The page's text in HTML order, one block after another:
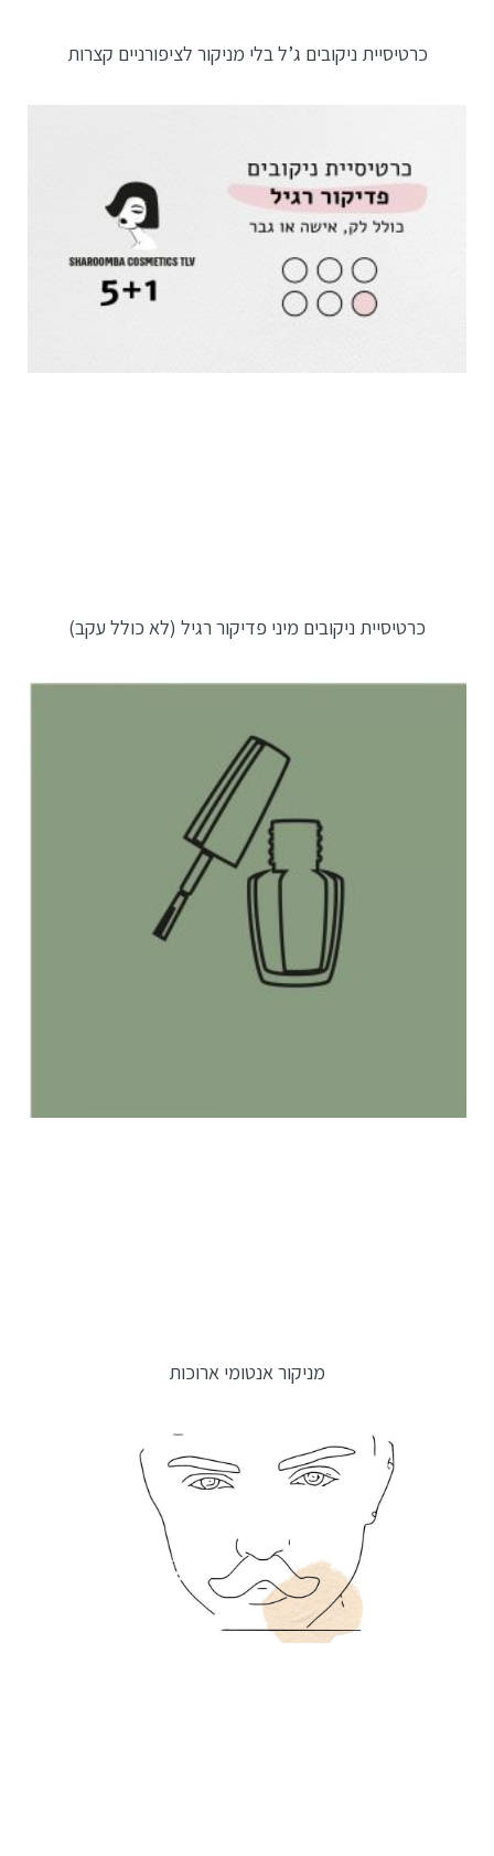
כרטיסיית ניקובים ג’ל בלי מניקור לציפורניים קצרות
כרטיסיית ניקובים מיני פדיקור רגיל (לא כולל עקב)
מניקור אנטומי ארוכות